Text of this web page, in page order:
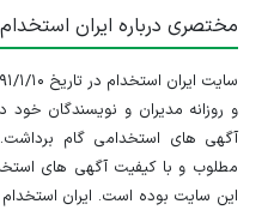
مختصری درباره ایران استخدام
و روزانه مدیران و نویسندگان
آگهی های استخدامی گام
مطلوب و با کیفیت آگهی های
این سایت بوده است. ایران